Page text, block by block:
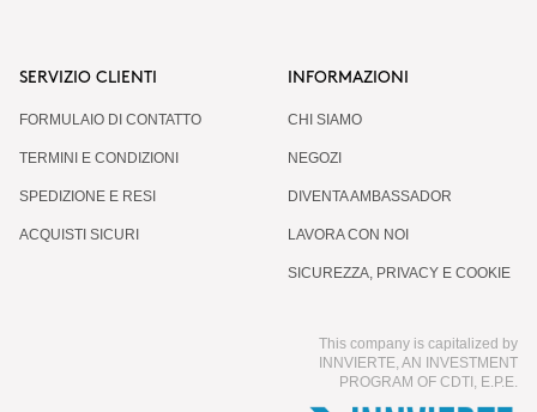
SERVIZIO CLIENTI
FORMULAIO DI CONTATTO
TERMINI E CONDIZIONI
SPEDIZIONE E RESI
ACQUISTI SICURI
INFORMAZIONI
CHI SIAMO
NEGOZI
DIVENTA AMBASSADOR
LAVORA CON NOI
SICUREZZA, PRIVACY E COOKIE
This company is capitalized by
INNVIERTE, AN INVESTMENT
PROGRAM OF CDTI, E.P.E.